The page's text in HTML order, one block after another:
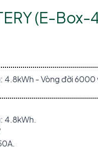
(E-
4.8kWh - Vòng đời 6000
4.8kWh.